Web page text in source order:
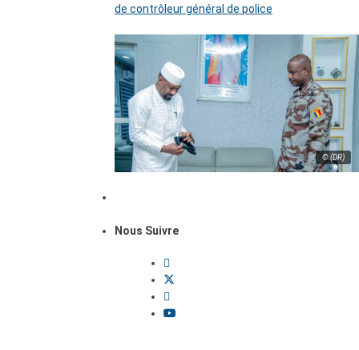
de contrôleur général de police
© (DR)
Nous Suivre